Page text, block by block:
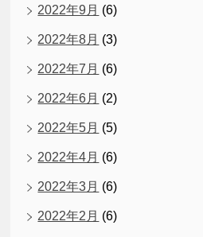
2022年9月 (6)
2022年8月 (3)
2022年7月 (6)
2022年6月 (2)
2022年5月 (5)
2022年4月 (6)
2022年3月 (6)
2022年2月 (6)